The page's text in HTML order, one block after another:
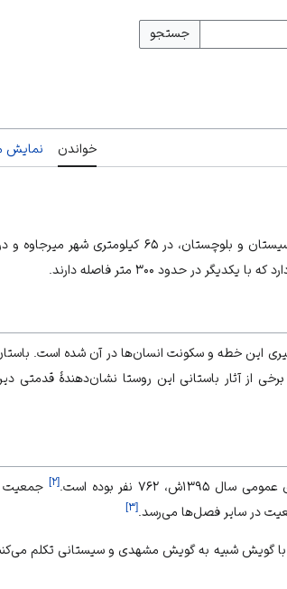
جستجو
خواندن نمایش
و بلوچستان
، در ۶۵ کیلومتری شهر
حدود ۳۰۰ متر فاصله دارند.
این خطه و سکونت انسان‌ها در آن شده است.
سال تخمین‌ زده‌اند. برخی از آثار باستانی این روستا
نفر بوده است. [۲] جمعیت
جمعیت در سایر فصل‌ها می‌رسد.[۳]
با گویش شبیه به گویش مشهدی و سیستانی تکلم